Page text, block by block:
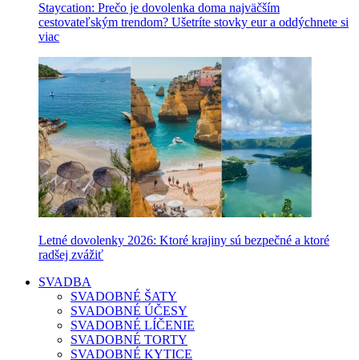
Staycation: Prečo je dovolenka doma najväčším
cestovateľským trendom? Ušetríte stovky eur a oddýchnete si
viac
Letné dovolenky 2026: Ktoré krajiny sú bezpečné a ktoré
radšej zvážiť
SVADBA
SVADOBNÉ ŠATY
SVADOBNÉ ÚČESY
SVADOBNÉ LÍČENIE
SVADOBNÉ TORTY
SVADOBNÉ KYTICE